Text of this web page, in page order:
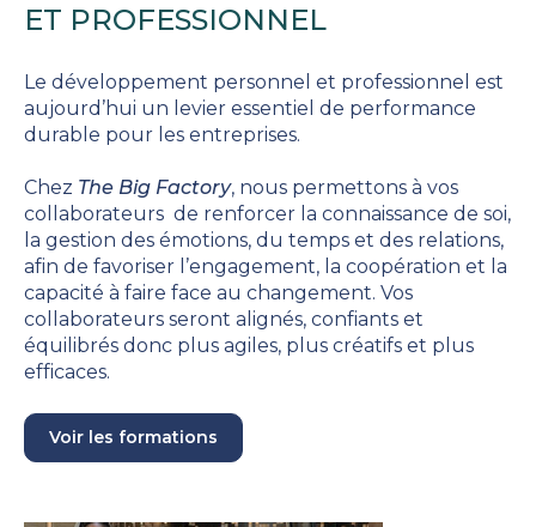
ET PROFESSIONNEL
Le développement personnel et professionnel est
aujourd’hui un levier essentiel de performance
durable pour les entreprises.
Chez The Big Factory, nous permettons à vos
collaborateurs de renforcer la connaissance de soi,
la gestion des émotions, du temps et des relations,
afin de favoriser l’engagement, la coopération et la
capacité à faire face au changement. Vos
collaborateurs seront alignés, confiants et
équilibrés donc plus agiles, plus créatifs et plus
efficaces.
Voir les formations